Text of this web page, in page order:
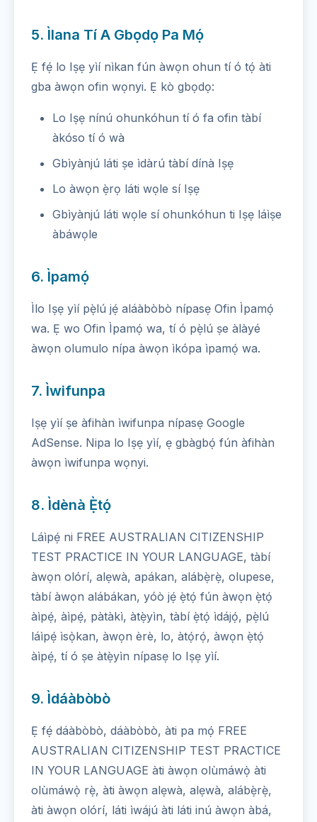
5. Ìlana Tí A Gbọdọ Pa Mọ́
Ẹ fẹ́ lo Iṣẹ yìí nìkan fún àwọn ohun tí ó tọ́ àti
gba àwọn ofin wọnyi. Ẹ kò gbọdọ:
Lo Iṣẹ nínú ohunkóhun tí ó fa ofin tàbí
àkóso tí ó wà
Gbìyànjú láti ṣe ìdàrú tàbí dínà Iṣẹ
Lo àwọn ẹ̀rọ láti wọle sí Iṣẹ
Gbìyànjú láti wọle sí ohunkóhun ti Iṣẹ láìṣe
àbáwọle
6. Ìpamọ́
Ìlo Iṣẹ yìí pẹ̀lú jẹ́ aláàbòbò nípasẹ Ofin Ìpamọ́
wa. Ẹ wo Ofin Ìpamọ́ wa, tí ó pẹ̀lú ṣe àlàyé
àwọn olumulo nípa àwọn ìkópa ìpamọ́ wa.
7. Ìwifunpa
Iṣẹ yìí ṣe àfihàn ìwifunpa nípasẹ Google
AdSense. Nipa lo Iṣẹ yìí, ẹ gbàgbọ́ fún àfihàn
àwọn ìwifunpa wọnyi.
8. Ìdènà Ẹ̀tọ́
Láìpẹ́ ni FREE AUSTRALIAN CITIZENSHIP
TEST PRACTICE IN YOUR LANGUAGE, tàbí
àwọn olórí, alẹwà, apákan, alábẹ̀rẹ̀, olupese,
tàbí àwọn alábákan, yóò jẹ́ ẹ̀tọ́ fún àwọn ẹ̀tọ́
àìpẹ́, àìpẹ́, pàtàkì, àtẹ̀yìn, tàbí ẹ̀tọ́ ìdájọ́, pẹ̀lú
láìpẹ́ ìsọ̀kan, àwọn èrè, lo, àtọ́rọ́, àwọn ẹ̀tọ́
àìpẹ́, tí ó ṣe àtẹ̀yìn nípasẹ lo Iṣẹ yìí.
9. Ìdáàbòbò
Ẹ fẹ́ dáàbòbò, dáàbòbò, àti pa mọ́ FREE
AUSTRALIAN CITIZENSHIP TEST PRACTICE
IN YOUR LANGUAGE àti àwọn olùmáwọ̀ àti
olùmáwọ̀ rẹ̀, àti àwọn alẹwà, alẹwà, alábẹ̀rẹ̀,
àti àwọn olórí, láti ìwájú àti láti inú àwọn àbá,